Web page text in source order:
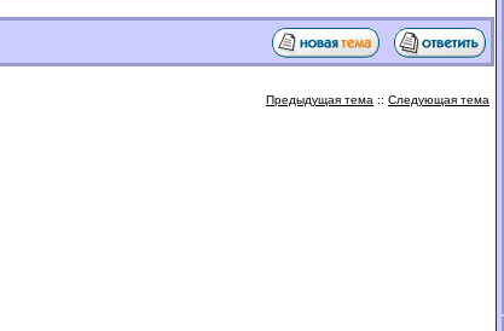
Предыдущая тема :: Следующая тема